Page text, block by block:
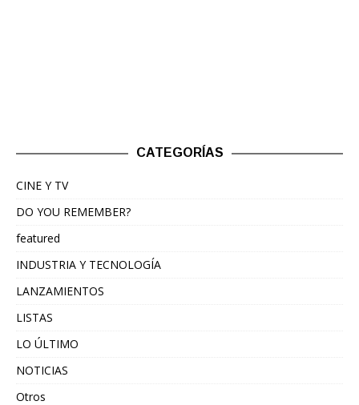
CATEGORÍAS
CINE Y TV
DO YOU REMEMBER?
featured
INDUSTRIA Y TECNOLOGÍA
LANZAMIENTOS
LISTAS
LO ÚLTIMO
NOTICIAS
Otros